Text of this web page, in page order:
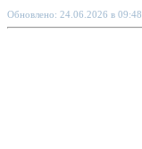
Обновлено: 24.06.2026 в 09:48.